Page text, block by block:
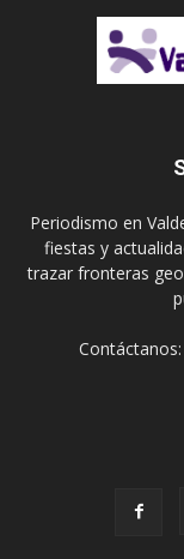
Periodismo en
fiestas y
trazar fronteras
Contáctanos: